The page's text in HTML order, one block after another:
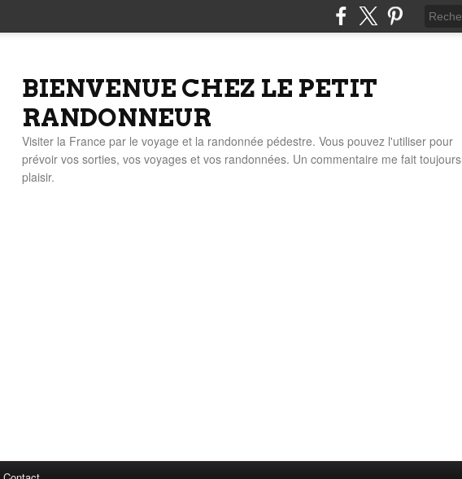
BIENVENUE CHEZ LE PETIT
RANDONNEUR
Visiter la France par le voyage et la randonnée pédestre. Vous pouvez l'utiliser pour
prévoir vos sorties, vos voyages et vos randonnées. Un commentaire me fait toujours
plaisir.